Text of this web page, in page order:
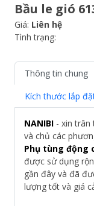
Bầu le gió
Giá: Liên hệ
Tình trạng:
Thông tin chung
Kích thước lắp
NANIBI - xin trân
và chủ các
Phụ tùng động
được sử dụng
gần đây và đã
lượng tốt và giá